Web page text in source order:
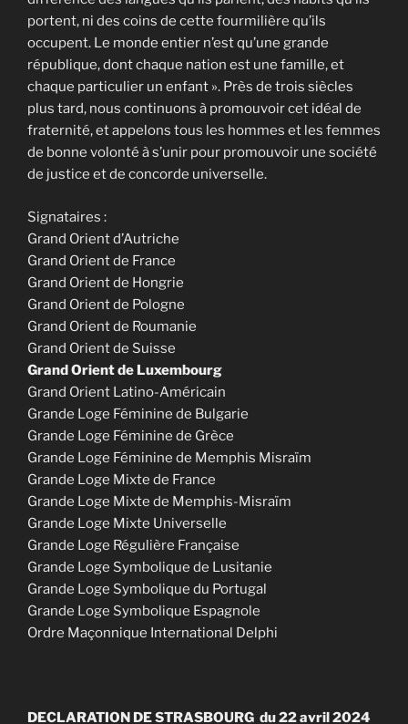
portent, ni des coins de cette fourmilière qu’ils
occupent. Le monde entier n’est qu’une grande
république, dont chaque nation est une famille, et
chaque particulier un enfant ». Près de trois siècles
plus tard, nous continuons à promouvoir cet idéal de
fraternité, et appelons tous les hommes et les femmes
de bonne volonté à s’unir pour promouvoir une société
de justice et de concorde universelle.
Signataires :
Grand Orient d’Autriche
Grand Orient de France
Grand Orient de Hongrie
Grand Orient de Pologne
Grand Orient de Roumanie
Grand Orient de Suisse
Grand Orient de Luxembourg
Grand Orient Latino-Américain
Grande Loge Féminine de Bulgarie
Grande Loge Féminine de Grèce
Grande Loge Féminine de Memphis Misraïm
Grande Loge Mixte de France
Grande Loge Mixte de Memphis-Misraïm
Grande Loge Mixte Universelle
Grande Loge Régulière Française
Grande Loge Symbolique de Lusitanie
Grande Loge Symbolique du Portugal
Grande Loge Symbolique Espagnole
Ordre Maçonnique International Delphi
DECLARATION DE STRASBOURG du 22 avril 2024